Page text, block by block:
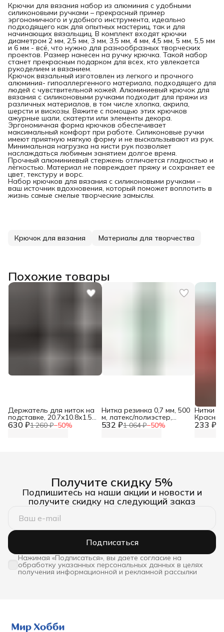
Крючки для вязания набор из алюминия с удобными
силиконовыми ручками – прекрасный пример
эргономичного и удобного инструмента, идеально
подходящего как для опытных мастериц, так и для
начинающих вязальщиц. В комплект входят крючки
диаметром 2 мм, 2,5 мм, 3 мм, 3,5 мм, 4 мм, 4,5 мм, 5 мм, 5,5 мм
и 6 мм - всё, что нужно для разнообразных творческих
проектов. Размер нанесен на ручку крючка. Такой набор
станет прекрасным подарком для всех, кто увлекается
рукоделием и вязанием.
Крючок вязальный изготовлен из легкого и прочного
алюминия- гипоаллергенного материала, подходящего для
людей с чувствительной кожей. Алюминиевый крючок для
вязания с силиконовыми ручками подходит для пряжи из
различных материалов, в том числе хлопка, акрила,
шерсти и вискозы. Вяжите с помощью этих крючков
ажурные шали, скатерти или элементы декора.
Эргономичная форма крючков обеспечивает
максимальный комфорт при работе. Силиконовые ручки
имеют приятную мягкую форму и не выскальзывают из рук.
Минимальная нагрузка на кисти рук позволяет
наслаждаться любимым занятием долгое время.
Прочный алюминиевый стержень отличается гладкостью и
лёгкостью. Материал не повреждает пряжу и сохраняет ее
цвет, текстуру и ворс.
Набор крючков для вязания с силиконовыми ручками –
ваш источник вдохновения, который поможет воплотить в
жизнь самые смелые творческие замыслы.
Крючок для вязания Материалы для творчества
Похожие товары
630 ₽1 260 ₽−50%
Держатель для ниток на
подставке, 20.7х10.8х1.5
см, h 36.5 см, Арт Узор 532 ₽1 064 ₽−50%
Нитка резинка 0,7 мм, 500
м, латекс/полиэстер,
Айрис 233 ₽
Нитки
цветов,
Получите скидку 5%
Подпишитесь на наши акции и новости и
получите скидку на следующий заказ
Подписаться
Нажимая «Подписаться», вы даете согласие на
обработку указанных персональных данных в целях
получения информационной и рекламной рассылки